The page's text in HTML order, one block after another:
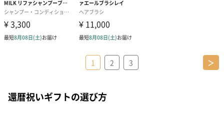
1 2 3 ＞
還暦祝いギフトの選び方